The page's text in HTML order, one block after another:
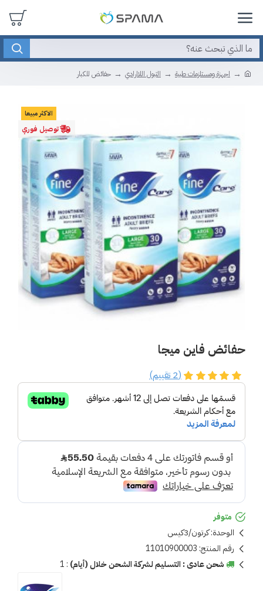
اجهزة ومستلزمات طبية التبول اللاارادي حفائض للكبار
الاكثر مبيعا
توصيل فوري
حفائض فاين ميجا
متوفر
الوحدة:كرتون/3كيس
رقم المنتج: 11010900003
شحن عادى : التسليم لشركة الشحن خلال (أيام) :
1
(2 تقييم)